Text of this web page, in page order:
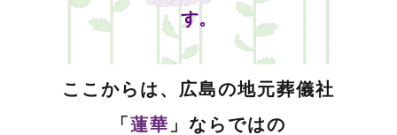
す。
ここからは、広島の地元葬儀社
「 蓮華 」ならではの